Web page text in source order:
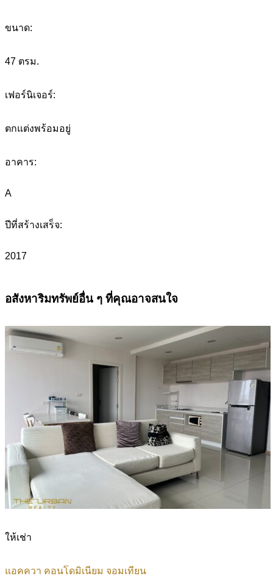
ขนาด:
47 ตรม.
เฟอร์นิเจอร์:
ตกแต่งพร้อมอยู่
อาคาร:
A
ปีที่สร้างเสร็จ:
2017
อสังหาริมทรัพย์อื่น ๆ ที่คุณอาจสนใจ
ให้เช่า
แอคควา คอนโดมิเนียม จอมเทียน